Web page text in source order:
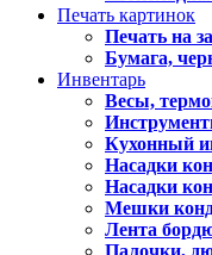
Печать картинок
Печать на
Бумага,
Инвентарь
Весы,
Кухонный
Насадки
Насадки
Мешки
Лента
Палочки,